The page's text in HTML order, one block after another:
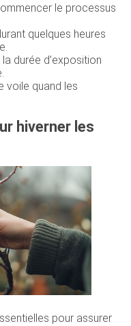
le processus
quelques heures
durée d’exposition
voile quand les
hiverner les
pour assurer